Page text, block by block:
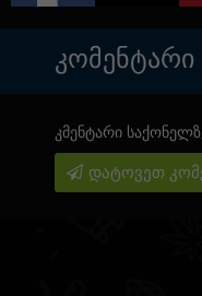
კმენტარი
დატოვეთ